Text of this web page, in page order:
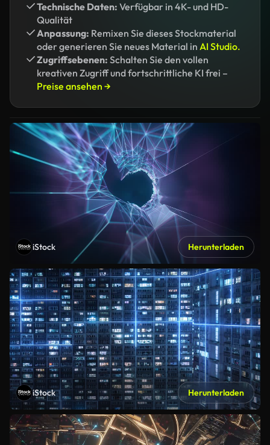
Technische Daten: Verfügbar in 4K- und HD-
Qualität
Anpassung: Remixen Sie dieses Stockmaterial
oder generieren Sie neues Material in AI Studio.
Zugriffsebenen: Schalten Sie den vollen
kreativen Zugriff und fortschrittliche KI frei –
Preise ansehen →
iStock Herunterladen
iStock Herunterladen